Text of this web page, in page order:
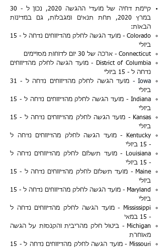
קיימת דחיה של מועדי ההגשה 2020, נכון ל - 30
במרץ 2020, תחת תנאים ומגבלות, גם במדינות
הבאות:
Colorado - מועד הגשה לחלק מהדיווחים נדחה ל - 15
ביולי
Connecticut​ - ארכה של 30 יום לדוחות מסויימים
District of Columbia - מועד הגשה לחלק מהדיווחים
נדחה ל -
Iowa -
מועד הגשה לחלק מהדיווחים נדחה ל -
31
ביולי
Indiana - מועד הגשה לחלק מהדיווחים נדחה ל -
15
ביולי
Kansas - מועד הגשה לחלק מהדיווחים נדחה ל -
15
ביולי
Kentucky - מועד הגשה לחלק מהדיווחים נדחה ל
-
Louisiana - מועד תשלום לחלק מהדיווחים נדחה ל
-
Maine -
מועד תשלום לחלק מהדיווחים נדחה ל - 15
ביולי
Maryland - מועד הגשה לחלק מהדיווחים נדחה ל -
15
ביולי
Mississippi - מועד הגשה לחלק מהדיווחים נדחה ל
-
Michigan - ביטול חלק מהריבית והקנסות על הגשה
מאוחרת
Missouri - מועד הגשה לחלק מהדיווחים נדחה ל -
15